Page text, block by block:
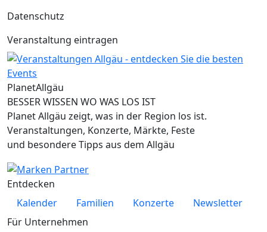
Datenschutz
Veranstaltung eintragen
PlanetAllgäu
BESSER WISSEN WO WAS LOS IST
Planet Allgäu zeigt, was in der Region los ist.
Veranstaltungen, Konzerte, Märkte, Feste
und besondere Tipps aus dem Allgäu
Entdecken
Kalender
Familien Konzerte
Newsletter
Für Unternehmen